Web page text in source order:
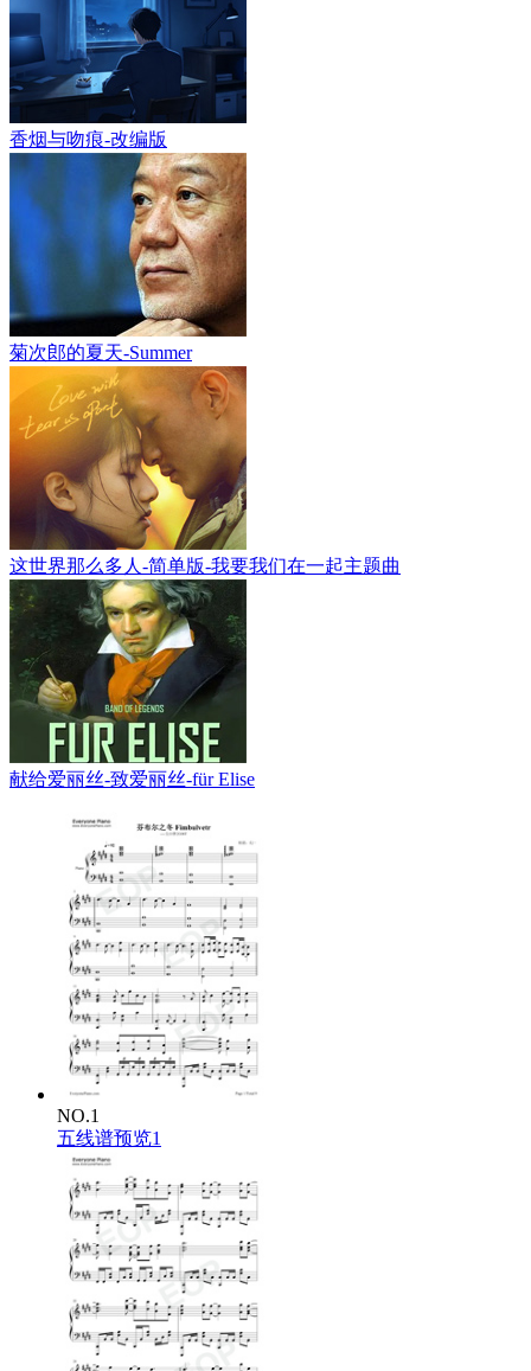
香烟与吻痕-改编版
菊次郎的夏天-Summer
这世界那么多人-简单版-我要我们在一起主题曲
献给爱丽丝-致爱丽丝-für Elise
NO.1
五线谱预览1